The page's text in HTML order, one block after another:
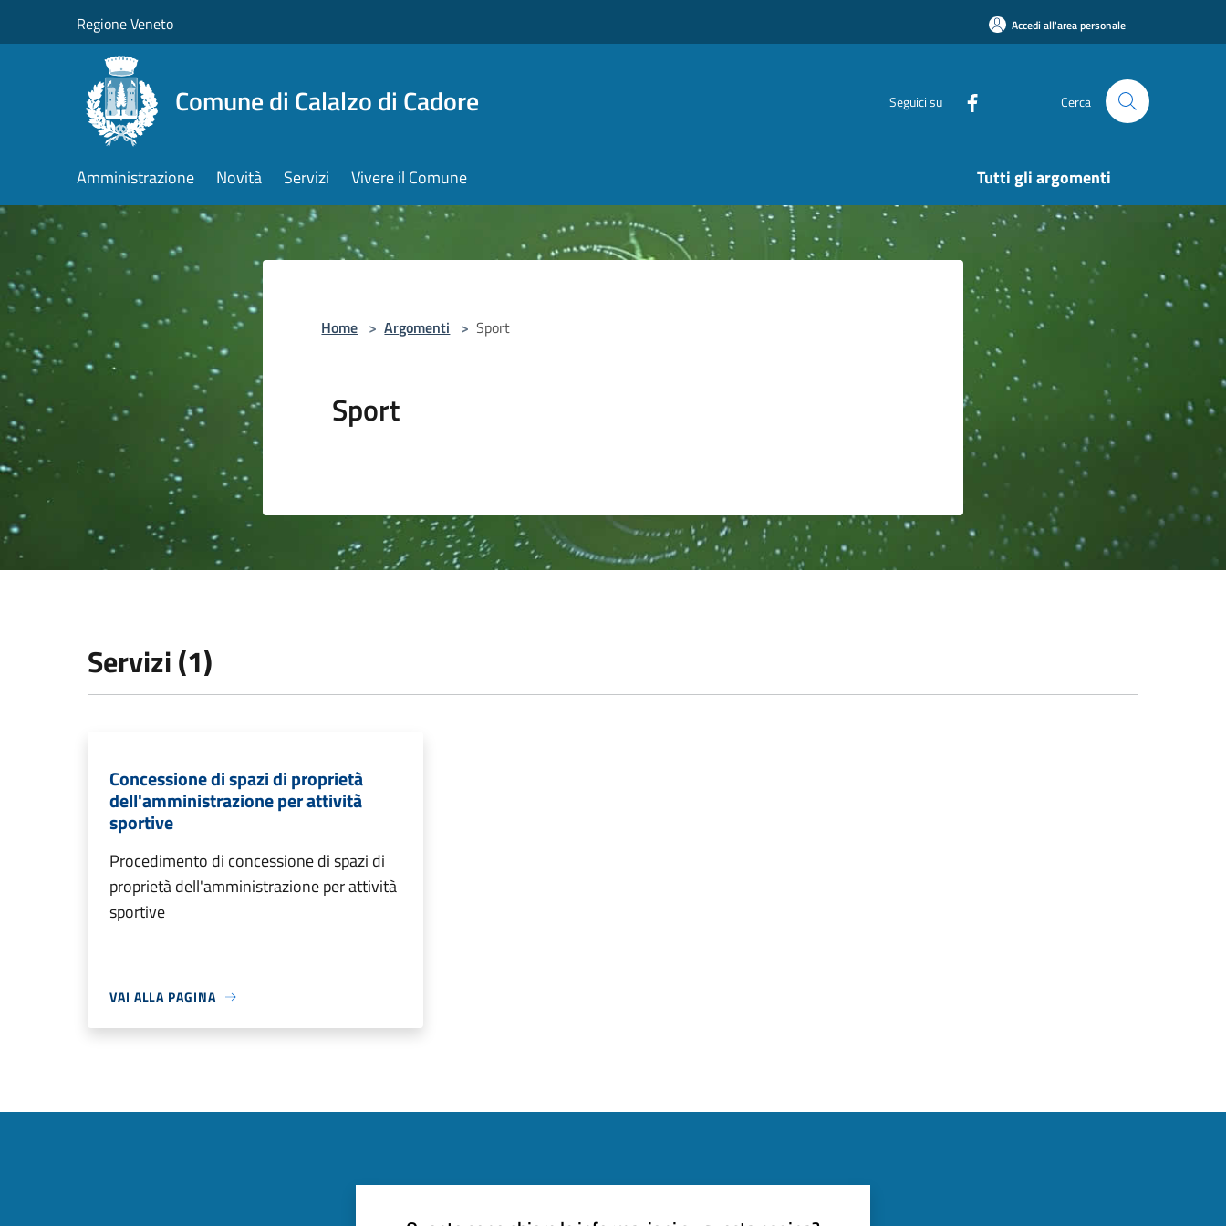
Regione Veneto Accedi all'area personale
Comune di Calalzo di Cadore Seguici su Cerca
Amministrazione Novità Servizi Vivere il Comune Tutti gli argomenti
Home > Argomenti > Sport
Sport
Servizi (1)
Concessione di spazi di proprietà
dell'amministrazione per attività
sportive
Procedimento di concessione di spazi di
proprietà dell'amministrazione per attività
sportive
VAI ALLA PAGINA